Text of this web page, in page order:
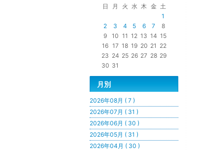
日
月 火 水 木 金 土
1
2
3 4 5 6 7
8
9
10 11 12 13 14 15
16 17 18 19 20 21 22
23 24 25 26 27 28 29
30 31
月別
2026年08月 ( 7 )
2026年07月 ( 31 )
2026年06月 ( 30 )
2026年05月 ( 31 )
2026年04月 ( 30 )